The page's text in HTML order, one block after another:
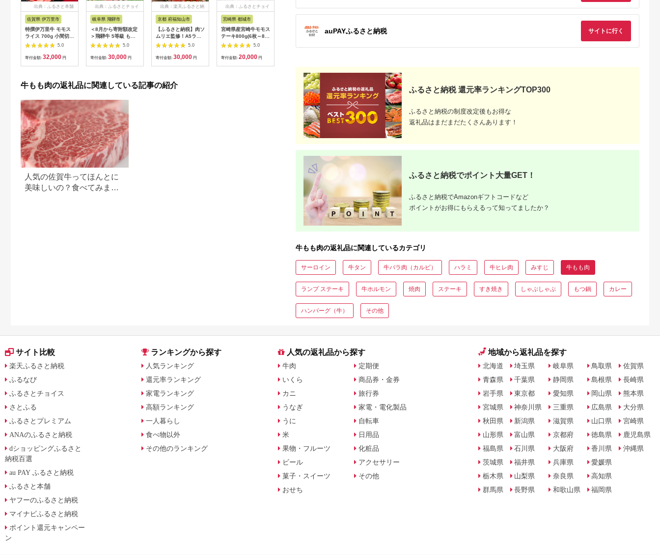
出典：ふるさと本舗
佐賀県 伊万里市
特撰伊万里牛 モモス
ライス 700g 小間切れ
500g セット 044-
5.0
寄付金額: 32,000 円
出典：ふるさとチョイ
岐阜県 飛騨市
＜8月から寄附額改定
＞飛騨牛 5等級 もも
肉レア部位 ランプ 焼
肉用300ｇ 飛騨市推
奨特産品 古里精肉店
[C0043ch]
5.0
寄付金額: 30,000 円
出典：楽天ふるさと納
京都 府福知山市
【ふるさと納税】肉ソ
ムリエ監修！A5ラン
ク厳選和牛ローストビ
ーフ(300g×2本・計
600g) ローストビーフ
せ市 【fc-AX001】
【肉のABCフーズ福
5.0
寄付金額: 30,000 円
出典：ふるさとチョイ
宮崎県 都城市
宮崎県産宮崎牛モモス
テーキ800g(6枚～8
枚)_AC-8915_(都城
市) 宮崎牛 モモステー
キ 霜降り あっさり 真
5.0
寄付金額: 20,000 円
税
【ふるさと納税】熊野
牛ももすき焼肉500グ
料無料 ふるさと納税
伊万里牛 A5 赤身3回
定期便 モモスライス
ス
ス
アム
小豆島 オリーブ牛 モ
380g 和牛 黒毛和牛
【3ヶ月定期便】熊本
ーキ 約500g (約
牛もも肉の返礼品に関連している記事の紹介
人気の佐賀牛ってほんとに
美味しいの？食べてみまし
auPAYふるさと納税 サイトに行く
ふるさと納税 還元率ランキングTOP300
ふるさと納税の制度改定後もお得な
返礼品はまだまだたくさんあります！
ふるさと納税でポイント大量GET！
ふるさと納税でAmazonギフトコードなど
ポイントがお得にもらえるって知ってましたか？
牛もも肉の返礼品に関連しているカテゴリ
サーロイン 牛タン 牛バラ肉（カルビ） ハラミ 牛ヒレ肉 みすじ 牛もも肉
ランプ ステーキ 牛ホルモン 焼肉 ステーキ すき焼き しゃぶしゃぶ もつ鍋 カレー
ハンバーグ（牛） その他
サイト比較
楽天ふるさと納税
ふるなび
ふるさとチョイス
さとふる
ふるさとプレミアム
ANAのふるさと納税
dショッピングふるさと
納税百選
au PAY ふるさと納税
ふるさと本舗
ヤフーのふるさと納税
マイナビふるさと納税
ポイント還元キャンペー
ン
ランキングから探す
人気ランキング
還元率ランキング
家電ランキング
高額ランキング
一人暮らし
食べ物以外
その他のランキング
人気の返礼品から探す
牛肉
いくら
カニ
うなぎ
うに
米
果物・フルーツ
ビール
菓子・スイーツ
おせち
定期便
商品券・金券
旅行券
家電・電化製品
自転車
日用品
化粧品
アクセサリー
その他
地域から返礼品を探す
北海道
青森県
岩手県
宮城県
秋田県
山形県
福島県
茨城県
栃木県
群馬県
埼玉県
千葉県
東京都
神奈川県
新潟県
富山県
石川県
福井県
山梨県
長野県
岐阜県
静岡県
愛知県
三重県
滋賀県
京都府
大阪府
兵庫県
奈良県
和歌山県
鳥取県
島根県
岡山県
広島県
山口県
徳島県
香川県
愛媛県
高知県
福岡県
佐賀県
長崎県
熊本県
大分県
宮崎県
鹿児島県
沖縄県